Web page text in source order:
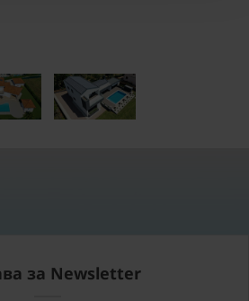
за Newsletter